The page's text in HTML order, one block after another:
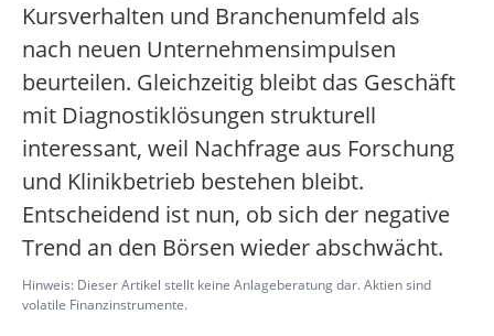
Kursverhalten und Branchenumfeld als
nach neuen Unternehmensimpulsen
beurteilen. Gleichzeitig bleibt das Geschäft
mit Diagnostiklösungen strukturell
interessant, weil Nachfrage aus Forschung
und Klinikbetrieb bestehen bleibt.
Entscheidend ist nun, ob sich der negative
Trend an den Börsen wieder abschwächt.
Hinweis: Dieser Artikel stellt keine Anlageberatung dar. Aktien sind
volatile Finanzinstrumente.